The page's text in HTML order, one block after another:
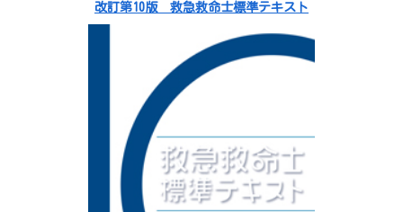
改訂第10版 救急救命士標準テキスト